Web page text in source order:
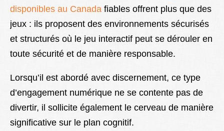
disponibles au Canada fiables offrent plus que des
jeux : ils proposent des environnements sécurisés
et structurés où le jeu interactif peut se dérouler en
toute sécurité et de manière responsable.
Lorsqu’il est abordé avec discernement, ce type
d’engagement numérique ne se contente pas de
divertir, il sollicite également le cerveau de manière
significative sur le plan cognitif.